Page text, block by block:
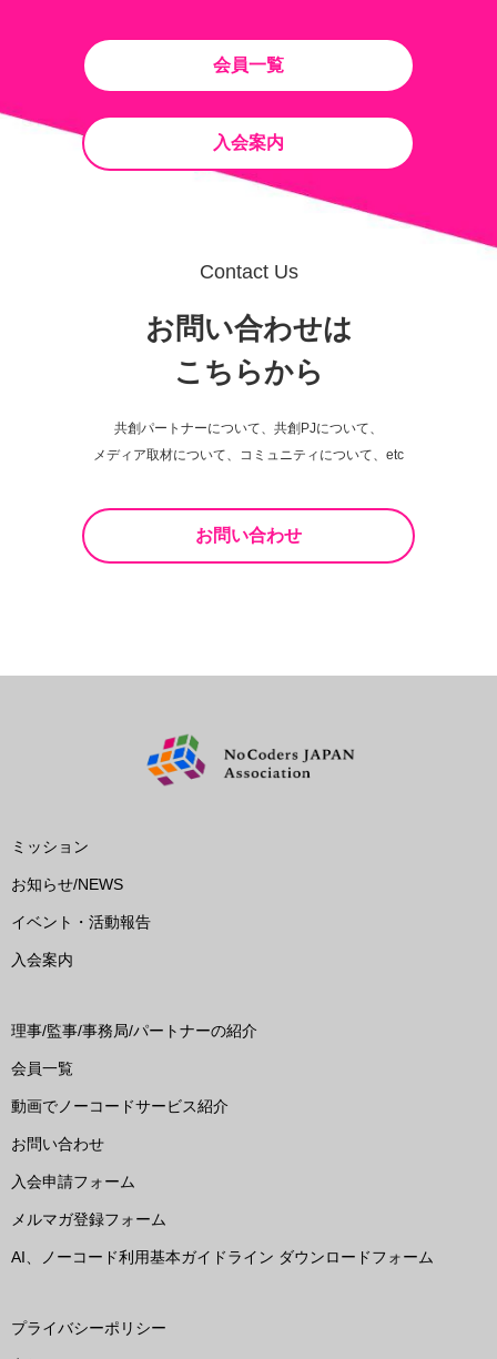
会員一覧
入会案内
Contact Us
お問い合わせは
こちらから
共創パートナーについて、共創PJについて、
メディア取材について、コミュニティについて、etc
お問い合わせ
ミッション
お知らせ/NEWS
イベント・活動報告
入会案内
理事/監事/事務局/パートナーの紹介
会員一覧
動画でノーコードサービス紹介
お問い合わせ
入会申請フォーム
メルマガ登録フォーム
AI、ノーコード利用基本ガイドライン ダウンロードフォーム
プライバシーポリシー